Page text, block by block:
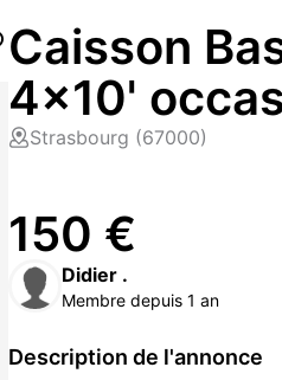
Caisson
4x10'
Strasbourg (67000)
150 €
Didier .
Membre depuis 1 an
Description de l'annonce